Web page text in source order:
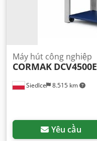
Siedlce 8.515 km
Máy hút công nghiệp
CORMAK DCV4500E
Yêu cầu